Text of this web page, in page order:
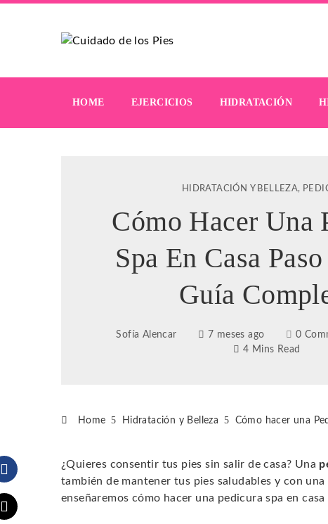
HOME EJERCICIOS HIDRATACIÓN
HIDRATACIÓN Y BELLEZA,
Cómo Hacer Una
Spa En Casa
Guía
Sofía Alencar 7 meses ago 0
4 Mins Read
Home Hidratación y Belleza Cómo hacer una
Facebook
¿Quieres consentir tus pies sin salir de casa? Una
también de mantener tus pies saludables y con
enseñaremos cómo hacer una pedicura spa en